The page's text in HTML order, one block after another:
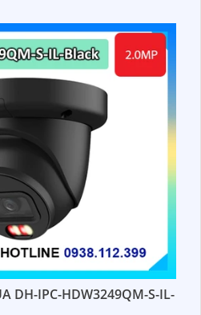
DH-IPC-HDW3249QM-S-IL-